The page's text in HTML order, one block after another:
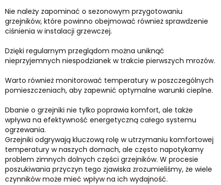
Nie należy zapominać o sezonowym przygotowaniu
grzejników, które powinno obejmować również sprawdzenie
ciśnienia w instalacji grzewczej.
Dzięki regularnym przeglądom można uniknąć
nieprzyjemnych niespodzianek w trakcie pierwszych mrozów.
Warto również monitorować temperatury w poszczególnych
pomieszczeniach, aby zapewnić optymalne warunki cieplne.
Dbanie o grzejniki nie tylko poprawia komfort, ale także
wpływa na efektywność energetyczną całego systemu
ogrzewania.
Grzejniki odgrywają kluczową rolę w utrzymaniu komfortowej
temperatury w naszych domach, ale często napotykamy
problem zimnych dolnych części grzejników. W procesie
poszukiwania przyczyn tego zjawiska zrozumieliśmy, że wiele
czynników może mieć wpływ na ich wydajność.